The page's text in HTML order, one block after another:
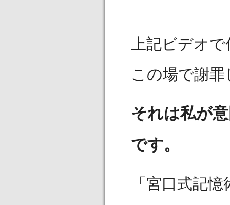
上記ビデオ
この場で謝
それは私が
です。
「宮口式記